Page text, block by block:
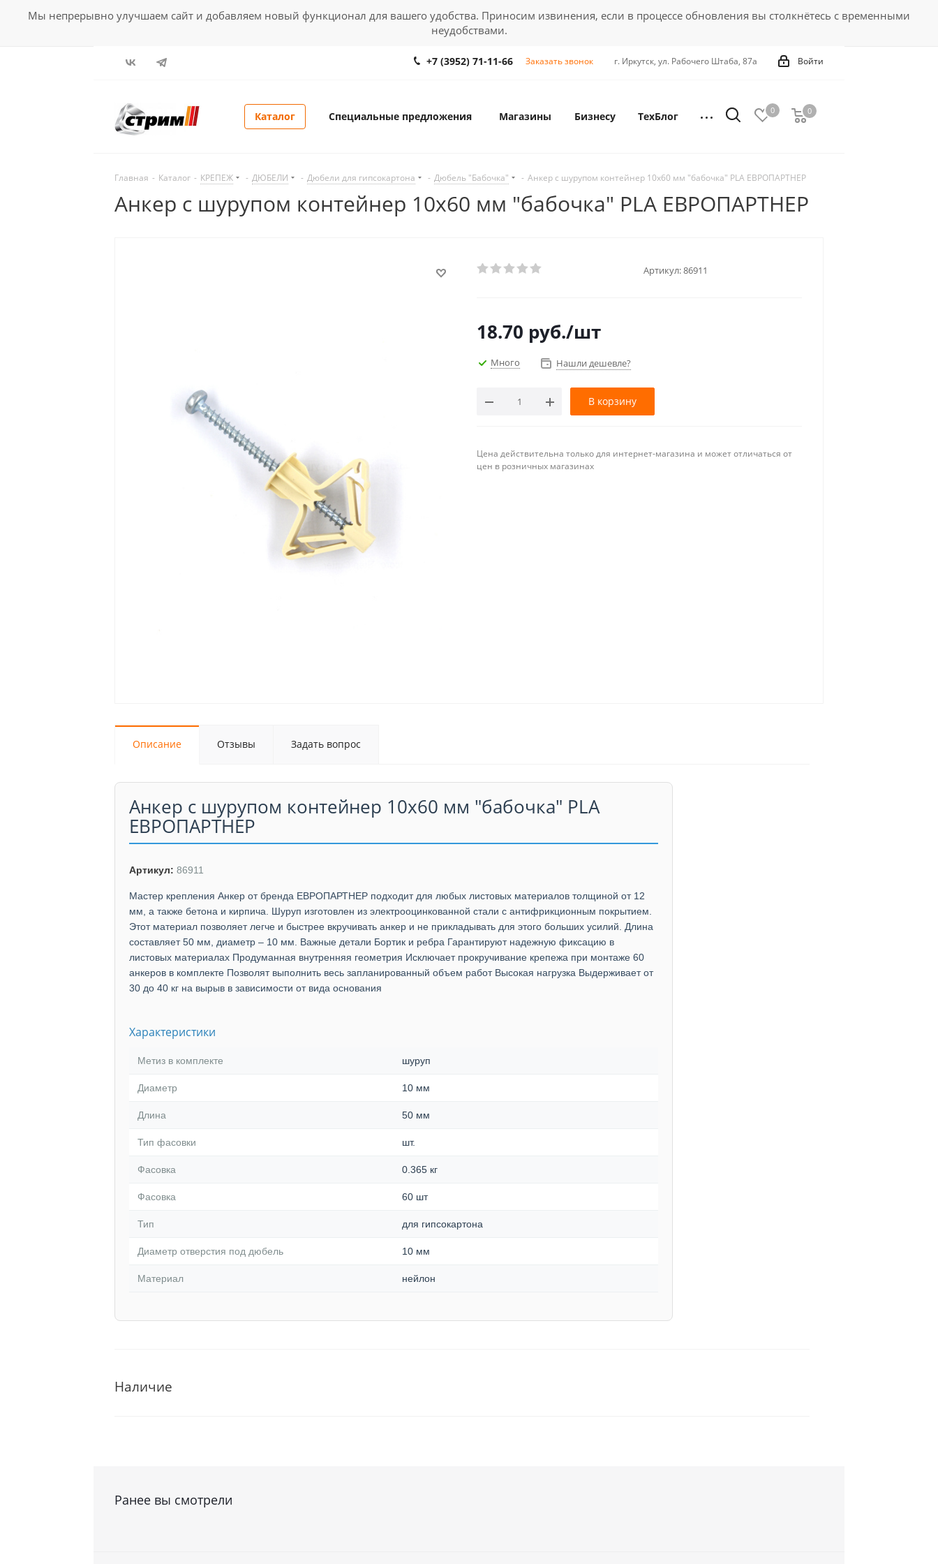
Мы непрерывно улучшаем сайт и добавляем новый функционал для вашего удобства. Приносим извинения, если в процессе обновления вы столкнётесь с временными
неудобствами.
Войти
г. Иркутск, ул. Рабочего Штаба, 87а
+7 (3952) 71-11-66 Заказать звонок
0 0
0
Каталог Специальные предложения Магазины Бизнесу ТехБлог
Главная - Каталог - КРЕПЕЖ - ДЮБЕЛИ - Дюбели для гипсокартона - Дюбель "Бабочка" - Анкер с шурупом контейнер 10х60 мм "бабочка" PLA ЕВРОПАРТНЕР
Анкер с шурупом контейнер 10х60 мм "бабочка" PLA ЕВРОПАРТНЕР
Артикул:86911
18.70 руб./шт
Много Нашли дешевле?
В корзину
Цена действительна только для интернет-магазина и может отличаться от
цен в розничных магазинах
Описание Отзывы Задать вопрос
Анкер с шурупом контейнер 10х60 мм "бабочка" PLA
ЕВРОПАРТНЕР
Артикул: 86911
Мастер крепления Анкер от бренда ЕВРОПАРТНЕР подходит для любых листовых материалов толщиной от 12
мм, а также бетона и кирпича. Шуруп изготовлен из электрооцинкованной стали с антифрикционным покрытием.
Этот материал позволяет легче и быстрее вкручивать анкер и не прикладывать для этого больших усилий. Длина
составляет 50 мм, диаметр – 10 мм. Важные детали Бортик и ребра Гарантируют надежную фиксацию в
листовых материалах Продуманная внутренняя геометрия Исключает прокручивание крепежа при монтаже 60
анкеров в комплекте Позволят выполнить весь запланированный объем работ Высокая нагрузка Выдерживает от
30 до 40 кг на вырыв в зависимости от вида основания
Характеристики
Метиз в комплекте шуруп
Диаметр 10 мм
Длина 50 мм
Тип фасовки шт.
Фасовка 0.365 кг
Фасовка 60 шт
Тип для гипсокартона
Диаметр отверстия под дюбель 10 мм
Материал нейлон
Наличие
Ранее вы смотрели